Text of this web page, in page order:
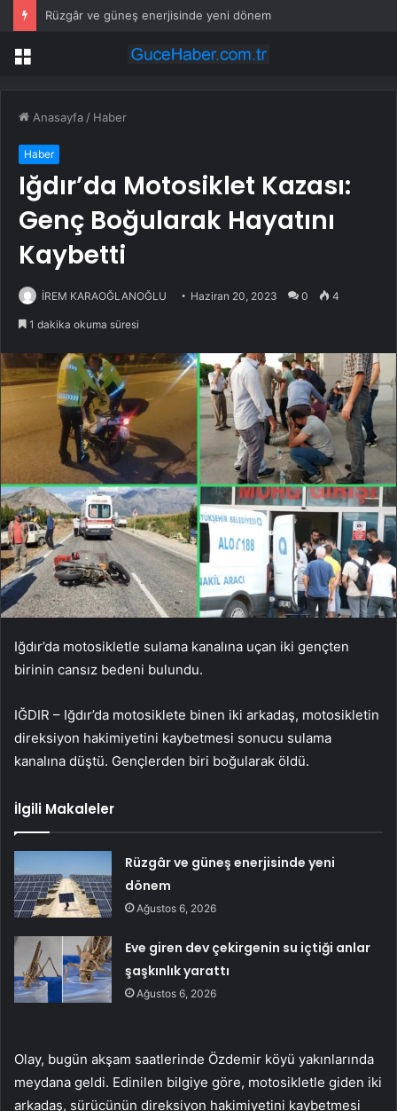
Rüzgâr ve güneş enerjisinde yeni dönem
Menü
Anasayfa / Haber
Haber
Iğdır’da Motosiklet Kazası:
Genç Boğularak Hayatını
Kaybetti
İREM KARAOĞLANOĞLU Haziran 20, 2023 0 4
1 dakika okuma süresi
Iğdır’da motosikletle sulama kanalına uçan iki gençten
birinin cansız bedeni bulundu.
IĞDIR – Iğdır’da motosiklete binen iki arkadaş, motosikletin
direksiyon hakimiyetini kaybetmesi sonucu sulama
kanalına düştü. Gençlerden biri boğularak öldü.
İlgili Makaleler
Rüzgâr ve güneş enerjisinde yeni
dönem
Ağustos 6, 2026
Eve giren dev çekirgenin su içtiği anlar
şaşkınlık yarattı
Ağustos 6, 2026
Olay, bugün akşam saatlerinde Özdemir köyü yakınlarında
meydana geldi. Edinilen bilgiye göre, motosikletle giden iki
arkadaş, sürücünün direksiyon hakimiyetini kaybetmesi